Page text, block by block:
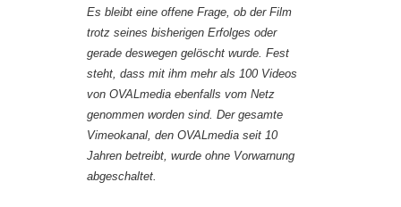
Es bleibt eine offene Frage, ob der Film
trotz seines bisherigen Erfolges oder
gerade deswegen gelöscht wurde. Fest
steht, dass mit ihm mehr als 100 Videos
von OVALmedia ebenfalls vom Netz
genommen worden sind. Der gesamte
Vimeokanal, den OVALmedia seit 10
Jahren betreibt, wurde ohne Vorwarnung
abgeschaltet.